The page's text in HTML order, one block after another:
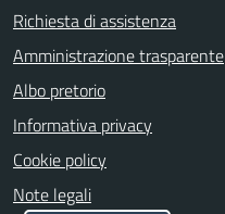
Richiesta di assistenza
Amministrazione trasparente
Albo pretorio
Informativa privacy
Cookie policy
Note legali